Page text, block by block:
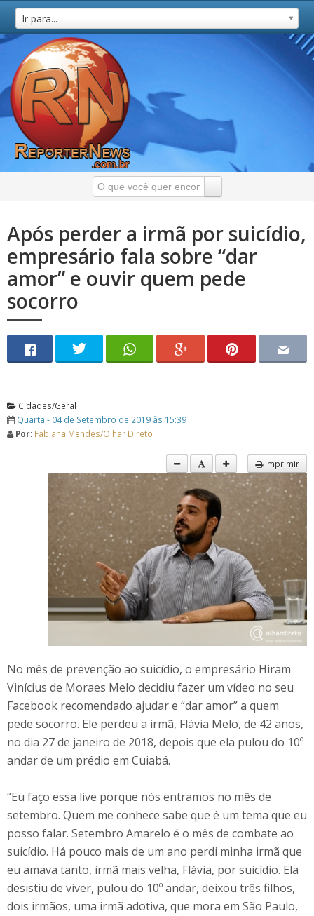
Ir para...
Após perder a irmã por suicídio,
empresário fala sobre “dar
amor” e ouvir quem pede
socorro
Cidades/Geral
Quarta - 04 de Setembro de 2019 às 15:39
Por: Fabiana Mendes/Olhar Direto
Imprimir
No mês de prevenção ao suicídio, o empresário Hiram
Vinícius de Moraes Melo decidiu fazer um vídeo no seu
Facebook recomendado ajudar e “dar amor” a quem
pede socorro. Ele perdeu a irmã, Flávia Melo, de 42 anos,
no dia 27 de janeiro de 2018, depois que ela pulou do 10º
andar de um prédio em Cuiabá.
“Eu faço essa live porque nós entramos no mês de
setembro. Quem me conhece sabe que é um tema que eu
posso falar. Setembro Amarelo é o mês de combate ao
suicídio. Há pouco mais de um ano perdi minha irmã que
eu amava tanto, irmã mais velha, Flávia, por suicídio. Ela
desistiu de viver, pulou do 10º andar, deixou três filhos,
dois irmãos, uma irmã adotiva, que mora em São Paulo,